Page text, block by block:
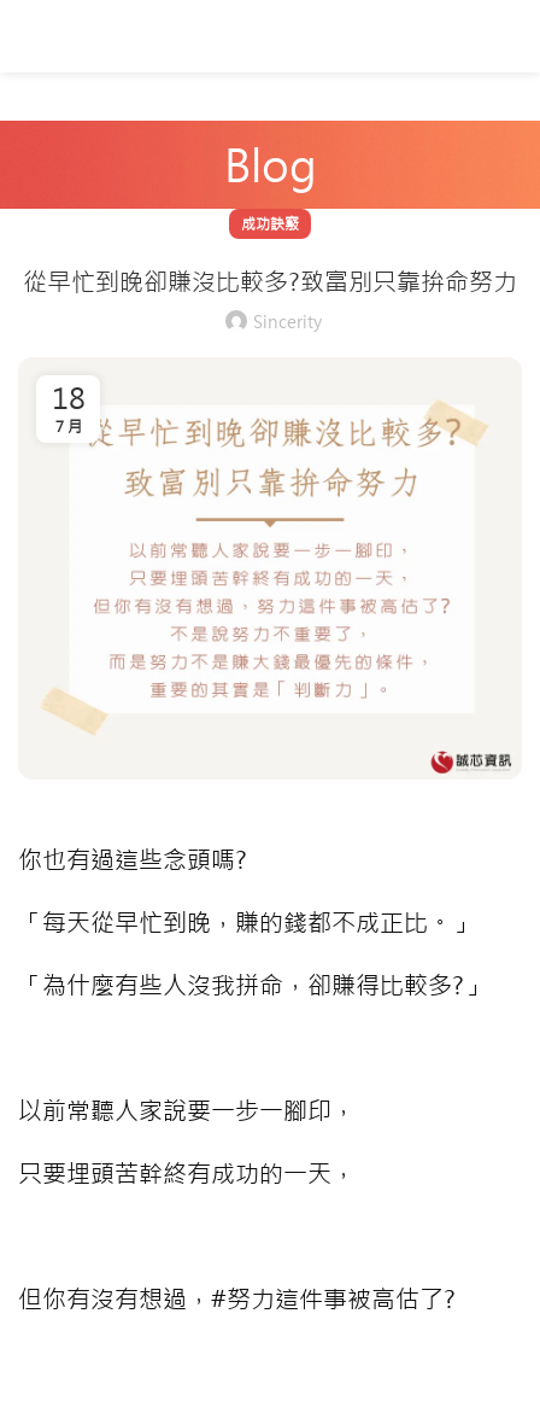
Blog
成功訣竅
從早忙到晚卻賺沒比較多?致富別只靠拚命努力
Sincerity
18
7 月
你也有過這些念頭嗎?
「每天從早忙到晚，賺的錢都不成正比。」
「為什麼有些人沒我拼命，卻賺得比較多?」
以前常聽人家說要一步一腳印，
只要埋頭苦幹終有成功的一天，
但你有沒有想過，#努力這件事被高估了?